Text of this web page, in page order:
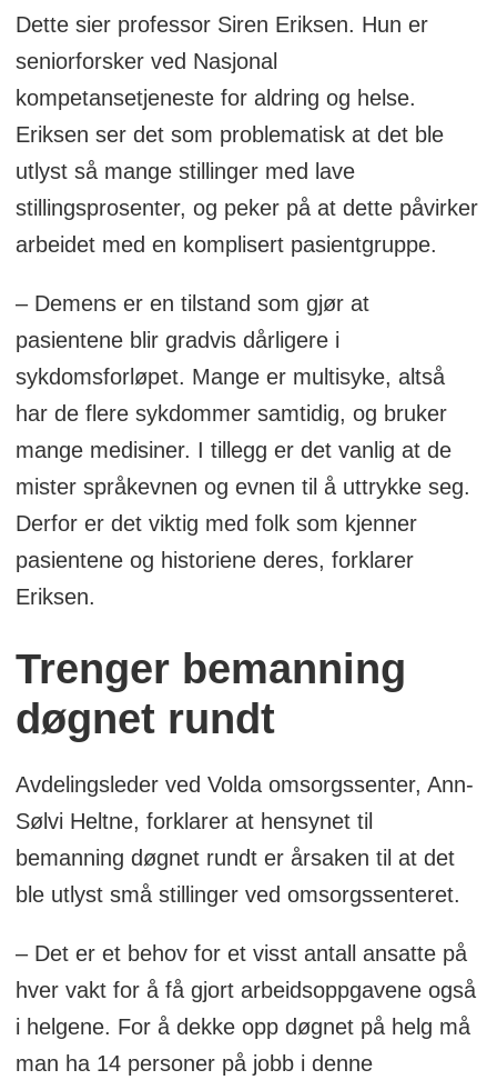
Dette sier professor Siren Eriksen. Hun er
seniorforsker ved Nasjonal
kompetansetjeneste for aldring og helse.
Eriksen ser det som problematisk at det ble
utlyst så mange stillinger med lave
stillingsprosenter, og peker på at dette påvirker
arbeidet med en komplisert pasientgruppe.
– Demens er en tilstand som gjør at
pasientene blir gradvis dårligere i
sykdomsforløpet. Mange er multisyke, altså
har de flere sykdommer samtidig, og bruker
mange medisiner. I tillegg er det vanlig at de
mister språkevnen og evnen til å uttrykke seg.
Derfor er det viktig med folk som kjenner
pasientene og historiene deres, forklarer
Eriksen.
Trenger bemanning
døgnet rundt
Avdelingsleder ved Volda omsorgssenter, Ann-
Sølvi Heltne, forklarer at hensynet til
bemanning døgnet rundt er årsaken til at det
ble utlyst små stillinger ved omsorgssenteret.
– Det er et behov for et visst antall ansatte på
hver vakt for å få gjort arbeidsoppgavene også
i helgene. For å dekke opp døgnet på helg må
man ha 14 personer på jobb i denne